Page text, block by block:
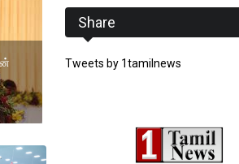
Share
Tweets by 1tamilnews